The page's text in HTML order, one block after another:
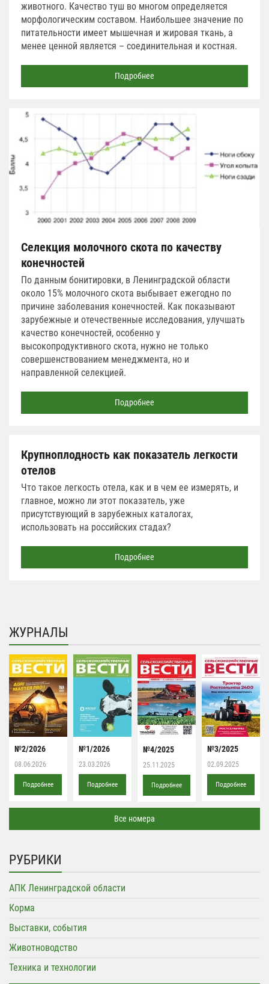
животного. Качество туш во многом определяется
морфологическим составом. Наибольшее значение по
питательности имеет мышечная и жировая ткань, а
менее ценной является – соединительная и костная.
Подробнее
Селекция молочного скота по качеству
конечностей
По данным бонитировки, в Ленинградской области
около 15% молочного скота выбывает ежегодно по
причине заболевания конечностей. Как показывают
зарубежные и отечественные исследования, улучшать
качество конечностей, особенно у
высокопродуктивного скота, нужно не только
совершенствованием менеджмента, но и
направленной селекцией.
Подробнее
Крупноплодность как показатель легкости
отелов
Что такое легкость отела, как и в чем ее измерять, и
главное, можно ли этот показатель, уже
присутствующий в зарубежных каталогах,
использовать на российских стадах?
Подробнее
ЖУРНАЛЫ
№2/2026
08.06.2026
Подробнее
№1/2026
23.03.2026
Подробнее
№4/2025
25.11.2025
Подробнее
№3/2025
02.09.2025
Подробнее
Все номера
РУБРИКИ
АПК Ленинградской области
Корма
Выставки, события
Животноводство
Техника и технологии